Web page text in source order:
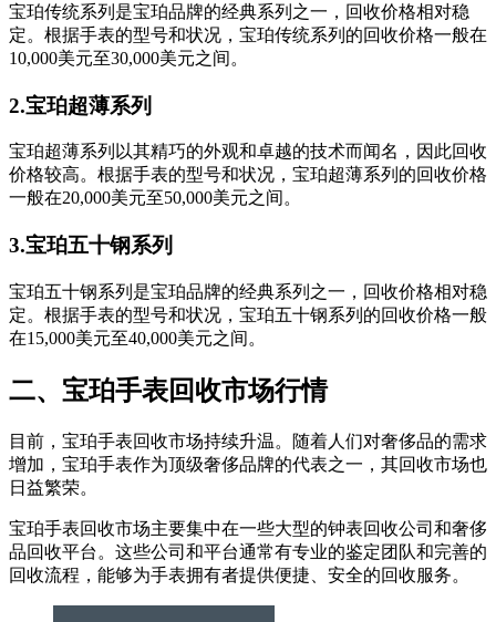
宝珀传统系列是宝珀品牌的经典系列之一，回收价格相对稳
定。根据手表的型号和状况，宝珀传统系列的回收价格一般在
10,000美元至30,000美元之间。
2.宝珀超薄系列
宝珀超薄系列以其精巧的外观和卓越的技术而闻名，因此回收
价格较高。根据手表的型号和状况，宝珀超薄系列的回收价格
一般在20,000美元至50,000美元之间。
3.宝珀五十钢系列
宝珀五十钢系列是宝珀品牌的经典系列之一，回收价格相对稳
定。根据手表的型号和状况，宝珀五十钢系列的回收价格一般
在15,000美元至40,000美元之间。
二、宝珀手表回收市场行情
目前，宝珀手表回收市场持续升温。随着人们对奢侈品的需求
增加，宝珀手表作为顶级奢侈品牌的代表之一，其回收市场也
日益繁荣。
宝珀手表回收市场主要集中在一些大型的钟表回收公司和奢侈
品回收平台。这些公司和平台通常有专业的鉴定团队和完善的
回收流程，能够为手表拥有者提供便捷、安全的回收服务。